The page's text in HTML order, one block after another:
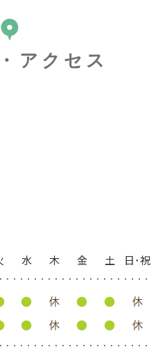
として使えます
アクセス
水 木 金 土 日･祝
● 休 ● ● 休
● 休 ● ● 休